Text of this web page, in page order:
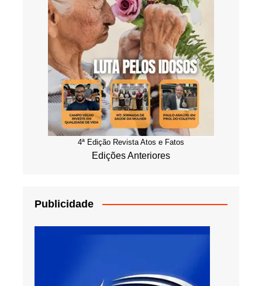
4ª Edição Revista Atos e Fatos
Edições Anteriores
Publicidade